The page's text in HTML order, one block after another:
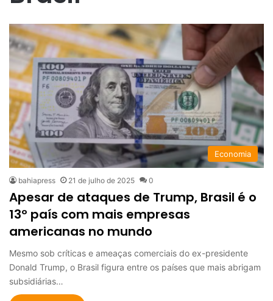
Economia
bahiapress 21 de julho de 2025 0
Apesar de ataques de Trump, Brasil é o
13º país com mais empresas
americanas no mundo
Mesmo sob críticas e ameaças comerciais do ex-presidente
Donald Trump, o Brasil figura entre os países que mais abrigam
subsidiárias…